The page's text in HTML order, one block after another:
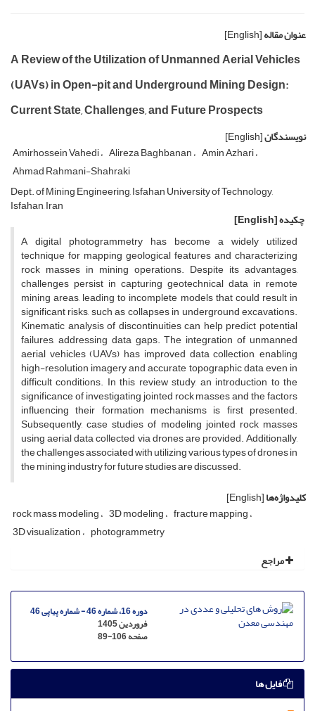
عنوان مقاله[English]
A Review of the Utilization of Unmanned Aerial Vehicles
(UAVs) in Open-pit and Underground Mining Design:
Current State, Challenges, and Future Prospects
نویسندگان[English]
Amirhossein Vahedi Alireza Baghbanan Amin Azhari
Ahmad Rahmani-Shahraki
Dept. of Mining Engineering, Isfahan University of Technology,
Isfahan, Iran
چکیده[English]
A digital photogrammetry has become a widely utilized
technique for mapping geological features and characterizing
rock masses in mining operations. Despite its advantages,
challenges persist in capturing geotechnical data in remote
mining areas, leading to incomplete models that could result in
significant risks, such as collapses in underground excavations.
Kinematic analysis of discontinuities can help predict potential
failures, addressing data gaps. The integration of unmanned
aerial vehicles (UAVs) has improved data collection, enabling
high-resolution imagery and accurate topographic data even in
difficult conditions. In this review study, an introduction to the
significance of investigating jointed rock masses and the factors
influencing their formation mechanisms is first presented.
Subsequently, case studies of modeling jointed rock masses
using aerial data collected via drones are provided. Additionally,
the challenges associated with utilizing various types of drones in
the mining industry for future studies are discussed.
کلیدواژه‌ها[English]
rock mass modeling 3D modeling fracture mapping
3D visualization photogrammetry
مراجع
دوره 16، شماره 46 - شماره پیاپی 46
فروردین 1405
صفحه89-106
فایل ها